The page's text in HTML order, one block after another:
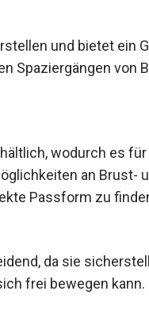
und bietet ein
Spaziergängen von
wodurch es
an Brust-
Passform zu
da sie
frei bewegen kann.